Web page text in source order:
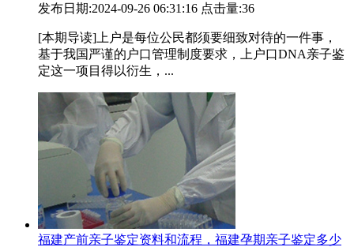
发布日期:2024-09-26 06:31:16 点击量:36
[本期导读]上户是每位公民都须要细致对待的一件事，
基于我国严谨的户口管理制度要求，上户口DNA亲子鉴
定这一项目得以衍生，...
福建产前亲子鉴定资料和流程，福建孕期亲子鉴定多少